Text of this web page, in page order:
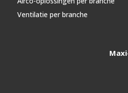
Ventilatie per branche